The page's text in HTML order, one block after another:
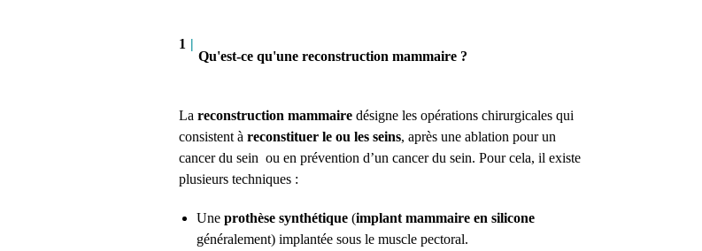
1 |
Qu'est-ce qu'une reconstruction mammaire ?
La reconstruction mammaire désigne les opérations chirurgicales qui
consistent à reconstituer le ou les seins, après une ablation pour un
cancer du sein ou en prévention d’un cancer du sein. Pour cela, il existe
plusieurs techniques :
Une prothèse synthétique (implant mammaire en silicone
généralement) implantée sous le muscle pectoral.